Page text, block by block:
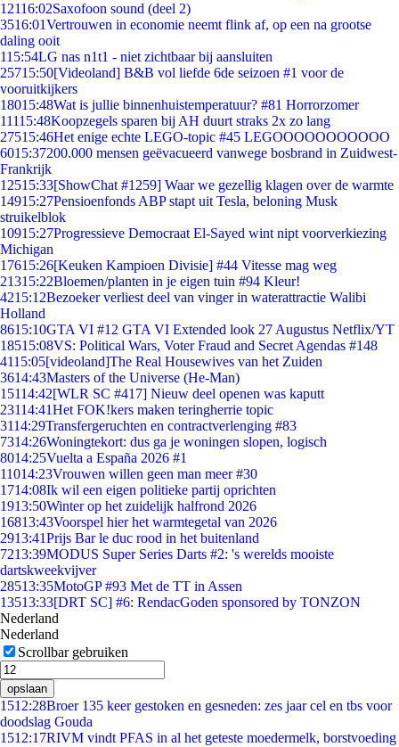
12116:02Saxofoon sound (deel 2)
3516:01Vertrouwen in economie neemt flink af, op een na grootse
daling ooit
115:54LG nas n1t1 - niet zichtbaar bij aansluiten
25715:50[Videoland] B&B vol liefde 6de seizoen #1 voor de
vooruitkijkers
18015:48Wat is jullie binnenhuistemperatuur? #81 Horrorzomer
11115:48Koopzegels sparen bij AH duurt straks 2x zo lang
27515:46Het enige echte LEGO-topic #45 LEGOOOOOOOOOOO
6015:37200.000 mensen geëvacueerd vanwege bosbrand in Zuidwest-
Frankrijk
12515:33[ShowChat #1259] Waar we gezellig klagen over de warmte
14915:27Pensioenfonds ABP stapt uit Tesla, beloning Musk
struikelblok
10915:27Progressieve Democraat El-Sayed wint nipt voorverkiezing
Michigan
17615:26[Keuken Kampioen Divisie] #44 Vitesse mag weg
21315:22Bloemen/planten in je eigen tuin #94 Kleur!
4215:12Bezoeker verliest deel van vinger in waterattractie Walibi
Holland
8615:10GTA VI #12 GTA VI Extended look 27 Augustus Netflix/YT
18515:08VS: Political Wars, Voter Fraud and Secret Agendas #148
4115:05[videoland]The Real Housewives van het Zuiden
3614:43Masters of the Universe (He-Man)
15114:42[WLR SC #417] Nieuw deel openen was kaputt
23114:41Het FOK!kers maken teringherrie topic
3114:29Transfergeruchten en contractverlenging #83
7314:26Woningtekort: dus ga je woningen slopen, logisch
8014:25Vuelta a España 2026 #1
11014:23Vrouwen willen geen man meer #30
1714:08Ik wil een eigen politieke partij oprichten
1913:50Winter op het zuidelijk halfrond 2026
16813:43Voorspel hier het warmtegetal van 2026
2913:41Prijs Bar le duc rood in het buitenland
7213:39MODUS Super Series Darts #2: 's werelds mooiste
dartskweekvijver
28513:35MotoGP #93 Met de TT in Assen
13513:33[DRT SC] #6: RendacGoden sponsored by TONZON
Nederland
Nederland
Scrollbar gebruiken
opslaan
1512:28Broer 135 keer gestoken en gesneden: zes jaar cel en tbs voor
doodslag Gouda
1512:17RIVM vindt PFAS in al het geteste moedermelk, borstvoeding